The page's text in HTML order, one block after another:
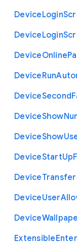
DeviceLogin
DeviceLogin
DeviceOnline
DeviceRun
DeviceSecond
DeviceShow
DeviceShow
DeviceStartUp
DeviceTransfer
DeviceUser
Device
Extensible